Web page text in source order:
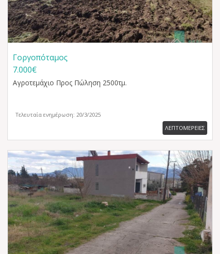
Γοργοπόταμος
7.000€
Αγροτεμάχιο Προς Πώληση 2500τμ.
Τελευταία ενημέρωση: 20/3/2025
ΛΕΠΤΟΜΕΡΕΙΕΣ